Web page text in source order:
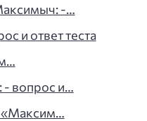
-…
и ответ теста
- вопрос и…
«Максим…